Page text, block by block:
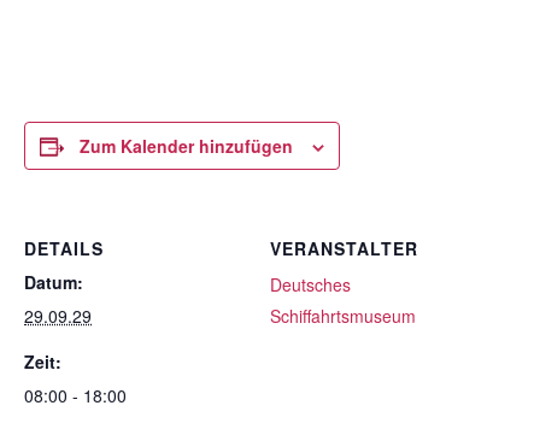
Zum Kalender hinzufügen
DETAILS
Datum:
29.09.29
Zeit:
08:00 - 18:00
VERANSTALTER
Deutsches
Schiffahrtsmuseum